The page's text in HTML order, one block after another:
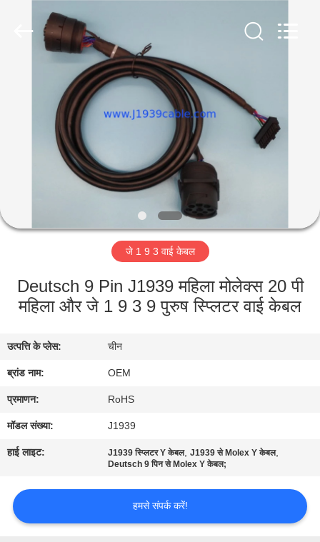
में
भ्रमण
नियंत्रण
संपर्क
करें
उद्धरण
की
जे 1 9 3 वाई केबल
Deutsch 9 Pin J1939 महिला मोलेक्स 20 पी
महिला और जे 1 9 3 9 पुरुष स्प्लिटर वाई केबल
उत्पत्ति के प्लेस: चीन
ब्रांड नाम: OEM
प्रमाणन: RoHS
मॉडल संख्या: J1939
हाई लाइट: J1939 स्प्लिटर Y केबल,J1939 से Molex Y केबल,
Deutsch 9 पिन से Molex Y केबल;
हमसे संपर्क करें!